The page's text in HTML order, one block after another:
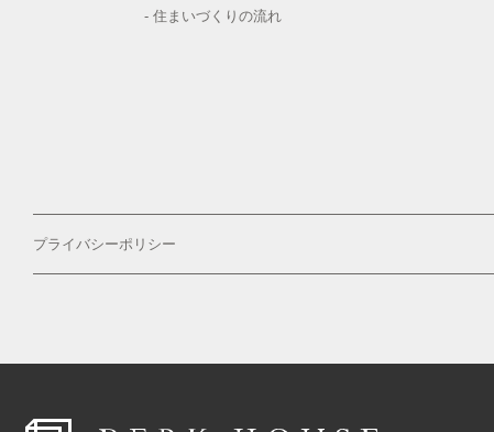
- 住まいづくりの流れ
プライバシーポリシー